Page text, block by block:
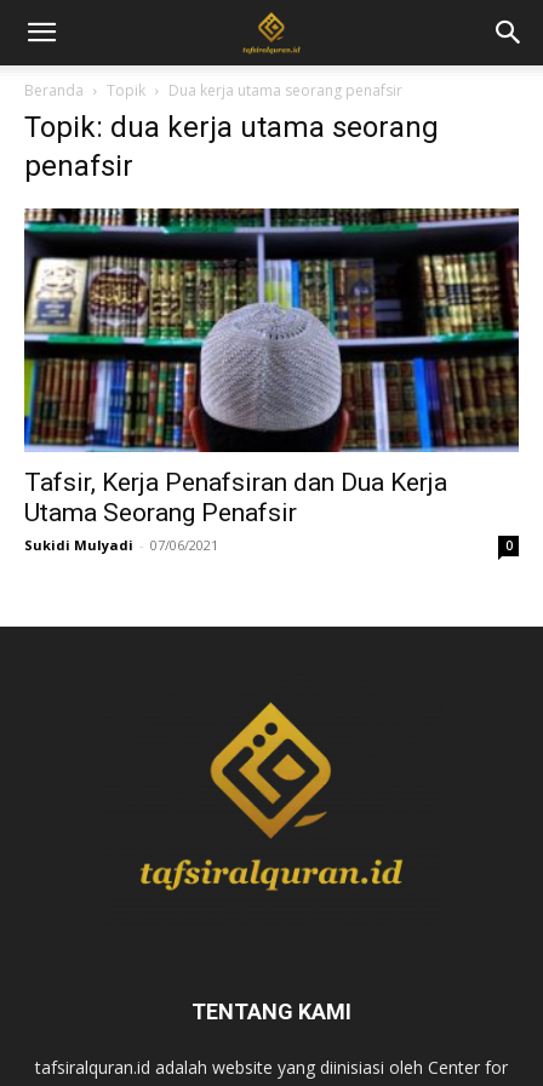
Beranda Topik Dua kerja utama seorang penafsir
Topik: dua kerja utama seorang
penafsir
Tafsir, Kerja Penafsiran dan Dua Kerja
Utama Seorang Penafsir
Sukidi Mulyadi - 07/06/2021 0
TENTANG KAMI
tafsiralquran.id adalah website yang diinisiasi oleh Center for